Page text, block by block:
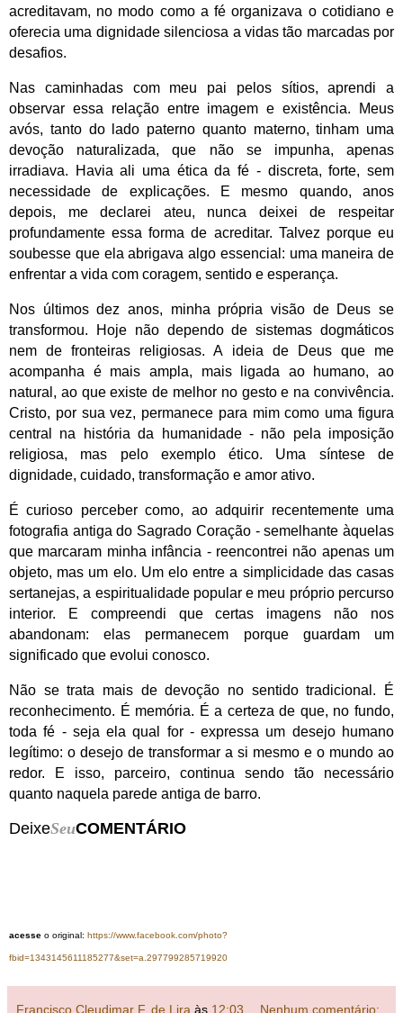
acreditavam, no modo como a fé organizava o cotidiano e
oferecia uma dignidade silenciosa a vidas tão marcadas por
desafios.
Nas caminhadas com meu pai pelos sítios, aprendi a
observar essa relação entre imagem e existência. Meus
avós, tanto do lado paterno quanto materno, tinham uma
devoção naturalizada, que não se impunha, apenas
irradiava. Havia ali uma ética da fé - discreta, forte, sem
necessidade de explicações. E mesmo quando, anos
depois, me declarei ateu, nunca deixei de respeitar
profundamente essa forma de acreditar. Talvez porque eu
soubesse que ela abrigava algo essencial: uma maneira de
enfrentar a vida com coragem, sentido e esperança.
Nos últimos dez anos, minha própria visão de Deus se
transformou. Hoje não dependo de sistemas dogmáticos
nem de fronteiras religiosas. A ideia de Deus que me
acompanha é mais ampla, mais ligada ao humano, ao
natural, ao que existe de melhor no gesto e na convivência.
Cristo, por sua vez, permanece para mim como uma figura
central na história da humanidade - não pela imposição
religiosa, mas pelo exemplo ético. Uma síntese de
dignidade, cuidado, transformação e amor ativo.
É curioso perceber como, ao adquirir recentemente uma
fotografia antiga do Sagrado Coração - semelhante àquelas
que marcaram minha infância - reencontrei não apenas um
objeto, mas um elo. Um elo entre a simplicidade das casas
sertanejas, a espiritualidade popular e meu próprio percurso
interior. E compreendi que certas imagens não nos
abandonam: elas permanecem porque guardam um
significado que evolui conosco.
Não se trata mais de devoção no sentido tradicional. É
reconhecimento. É memória. É a certeza de que, no fundo,
toda fé - seja ela qual for - expressa um desejo humano
legítimo: o desejo de transformar a si mesmo e o mundo ao
redor.
E isso, parceiro, continua sendo tão necessário
quanto naquela parede antiga de barro.
DeixeSeuCOMENTÁRIO
acesse o original: https://www.facebook.com/photo?
fbid=1343145611185277&set=a.297799285719920
Francisco Cleudimar F. de Lira às 12:03 Nenhum comentário: